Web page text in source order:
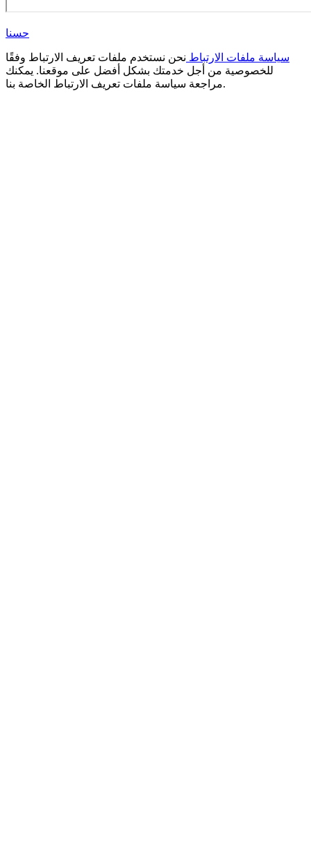
حسنا
سياسة ملفات الارتباط نحن نستخدم ملفات تعريف الارتباط وفقًا
للخصوصية من أجل خدمتك بشكل أفضل على موقعنا. يمكنك
مراجعة سياسة ملفات تعريف الارتباط الخاصة بنا.